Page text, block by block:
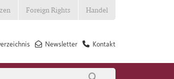
Foreign Rights Handel
Kontakt
Newsletter